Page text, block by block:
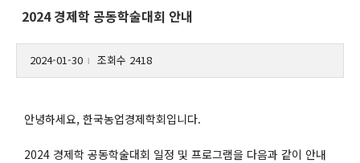
2024 경제학 공동학술대회 안내
2024-01-30 l 조회수 2418
안녕하세요, 한국농업경제학회입니다.
2024 경제학 공동학술대회 일정 및 프로그램을 다음과 같이 안내